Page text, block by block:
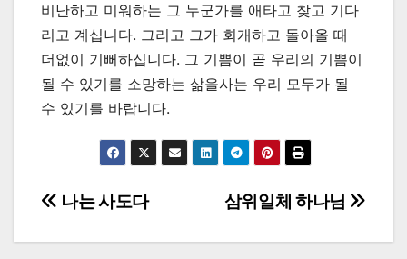
비난하고 미워하는 그 누군가를 애타고 찾고 기다
리고 계십니다. 그리고 그가 회개하고 돌아올 때
더없이 기뻐하십니다. 그 기쁨이 곧 우리의 기쁨이
될 수 있기를 소망하는 삶을사는 우리 모두가 될
수 있기를 바랍니다.
Post
navigation
삼위일체 하나님
나는 사도다